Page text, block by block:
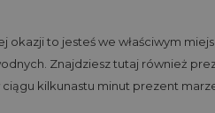
okazji to jesteś we właściwym
Znajdziesz tutaj również
kilkunastu minut prezent